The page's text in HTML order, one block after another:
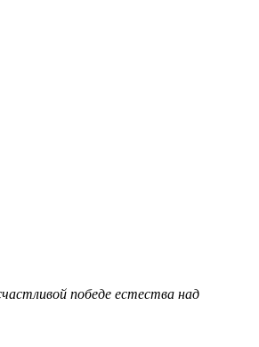
победе естества над